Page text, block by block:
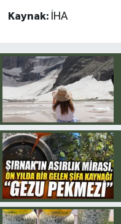
Kaynak: İHA